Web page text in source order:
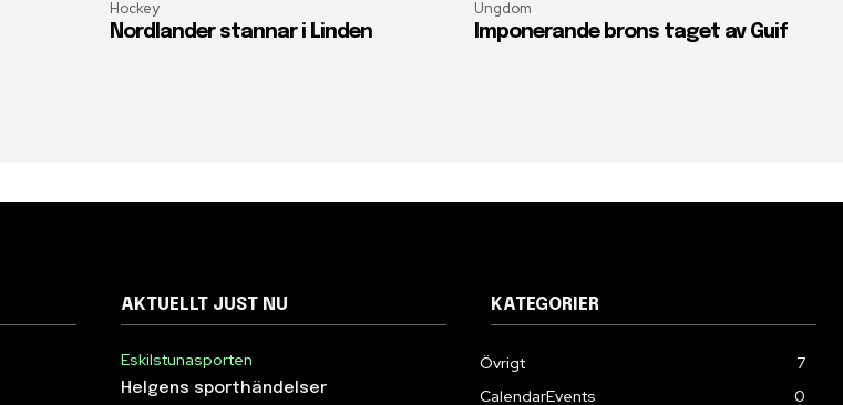
Hockey
Nordlander stannar i Linden
Ungdom
Imponerande brons taget av Guif
AKTUELLT JUST NU
Eskilstunasporten
Helgens sporthändelser
KATEGORIER
Övrigt
7
CalendarEvents
0